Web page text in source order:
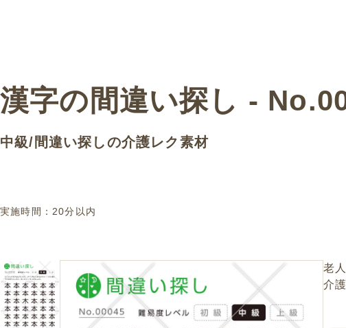
漢字の間違い探し -
中級/ 間違い探しの介護レク素材
実施時間： 20分以内
老
介